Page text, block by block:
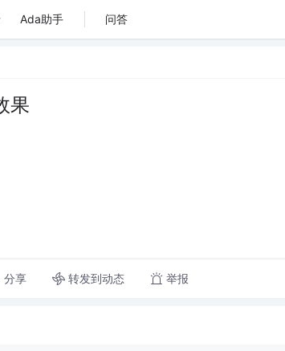
Ada助手 问答
果
分享 转发到动态 举报